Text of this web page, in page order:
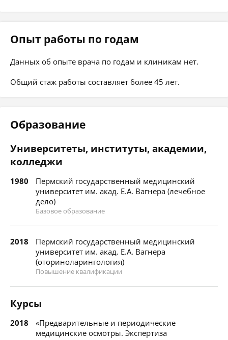
Опыт работы по годам
Данных об опыте врача по годам и клиникам нет.
Общий стаж работы составляет более 45 лет.
Образование
Университеты, институты, академии,
колледжи
1980
Пермский государственный медицинский
университет им. акад. Е.А. Вагнера (лечебное
дело)
Базовое образование
2018
Пермский государственный медицинский
университет им. акад. Е.А. Вагнера
(оториноларингология)
Повышение квалификации
Курсы
2018
«Предварительные и периодические
медицинские осмотры. Экспертиза